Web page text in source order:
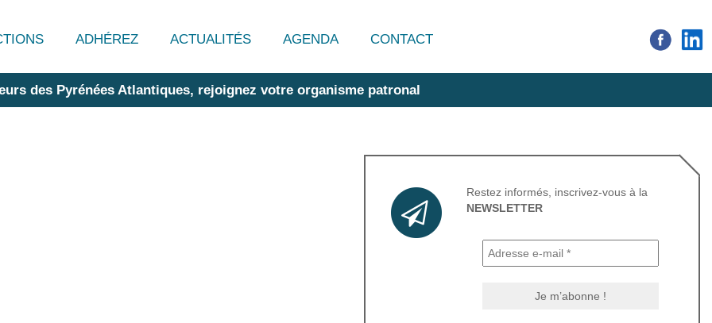
ADHÉREZ ACTUALITÉS AGENDA CONTACT
des Pyrénées Atlantiques, rejoignez votre organisme patronal
Restez informés, inscrivez-vous à la
NEWSLETTER